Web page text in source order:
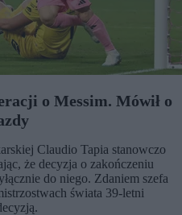
o Messim. Mówił o
Claudio Tapia stanowczo
że decyzja o zakończeniu
do niego. Zdaniem szefa
świata 39-letni